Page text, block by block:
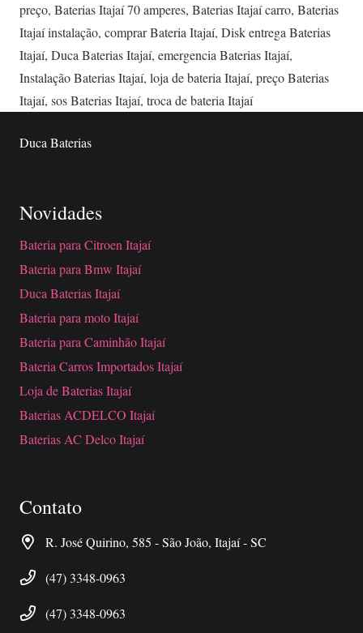
preço, Baterias Itajaí 70 amperes, Baterias Itajaí carro, Baterias
Itajaí instalação, comprar Bateria Itajaí, Disk entrega Baterias
Itajaí, Duca Baterias Itajaí, emergencia Baterias Itajaí,
Instalação Baterias Itajaí, loja de bateria Itajaí, preço Baterias
Itajaí, sos Baterias Itajaí, troca de bateria Itajaí
Duca Baterias
Novidades
Bateria para Citroen Itajaí
Bateria para Bmw Itajaí
Duca Baterias Itajaí
Bateria para moto Itajaí
Bateria para Caminhão Itajaí
Bateria Carros Importados Itajaí
Loja de Baterias Itajaí
Baterias ACDELCO Itajaí
Baterias AC Delco Itajaí
Contato
R. José Quirino, 585 - São João, Itajaí - SC
(47) 3348-0963
(47) 3348-0963